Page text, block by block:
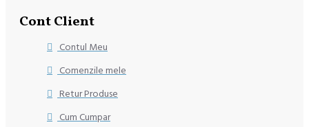
Cont Client
Contul Meu
Comenzile mele
Retur Produse
Cum Cumpar